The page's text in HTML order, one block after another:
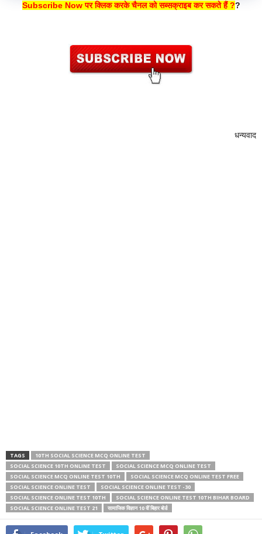
Subscribe Now पर क्लिक करके चैनल को सब्सक्राइब कर सकते हैं ??
धन्यवाद
TAGS
10TH SOCIAL SCIENCE MCQ ONLINE TEST
SOCIAL SCIENCE 10TH ONLINE TEST
SOCIAL SCIENCE MCQ ONLINE TEST
SOCIAL SCIENCE MCQ ONLINE TEST 10TH
SOCIAL SCIENCE MCQ ONLINE TEST FREE
SOCIAL SCIENCE ONLINE TEST
SOCIAL SCIENCE ONLINE TEST -30
SOCIAL SCIENCE ONLINE TEST 10TH
SOCIAL SCIENCE ONLINE TEST 10TH BIHAR BOARD
SOCIAL SCIENCE ONLINE TEST 21
सामाजिक विज्ञान 10 वीं बिहार बोर्ड